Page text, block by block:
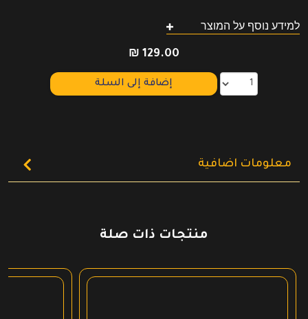
למידע נוסף על המוצר
₪ 129.00
إضافة إلى السلة
معلومات اضافية
منتجات ذات صلة